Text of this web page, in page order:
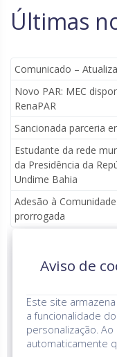
Últimas
Comunicado –
Novo PAR: MEC
RenaPAR
Sancionada parceria
Estudante da rede
da Presidência da
Undime Bahia
Adesão à
prorrogada
Aviso de
Este site
a funcionalidade
personalização.
automaticamente